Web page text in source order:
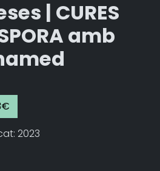
| CURES
amb
2023